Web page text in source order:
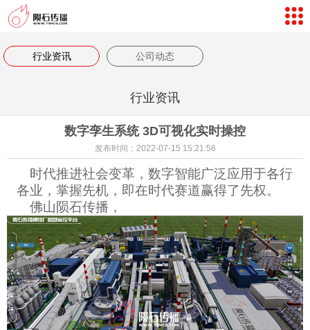
网站导航
数字孪生体验
联系我们
客户评价
返回首页
行业资讯 公司动态
行业资讯
数字孪生系统 3D可视化实时操控
发布时间：2022-07-15 15:21:56
时代推进社会变革，数字智能广泛应用于各行
各业，掌握先机，即在时代赛道赢得了先权。
佛山陨石传播，